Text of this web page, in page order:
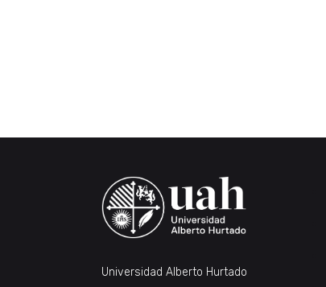
Universidad Alberto Hurtado